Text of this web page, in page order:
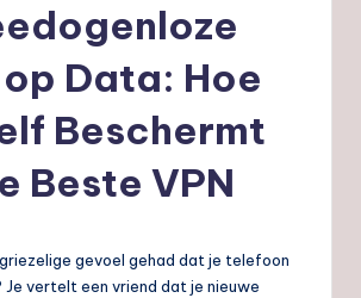
Data: Hoe
Beschermt
Beste VPN
gevoel gehad dat je telefoon
vertelt een vriend dat je nieuwe